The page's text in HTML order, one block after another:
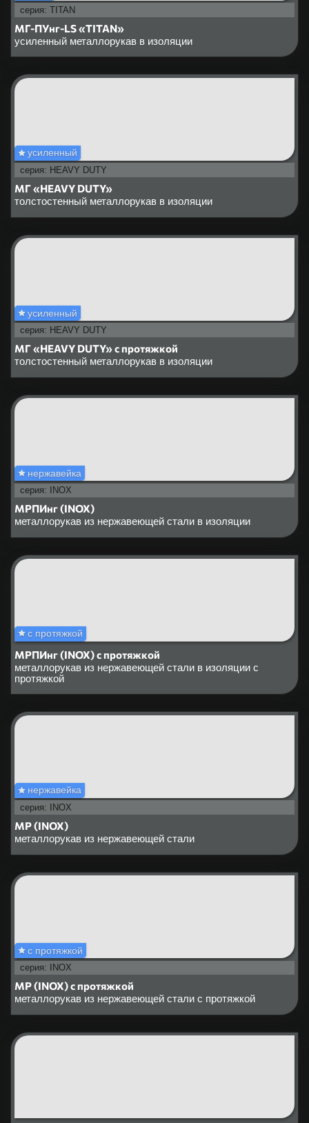
серия: TITAN
МГ-ПУнг-LS «TITAN»
усиленный металлорукав в изоляции
усиленный
серия: HEAVY DUTY
МГ «HEAVY DUTY»
толстостенный металлорукав в изоляции
усиленный
серия: HEAVY DUTY
МГ «HEAVY DUTY» с протяжкой
толстостенный металлорукав в изоляции
нержавейка
серия: INOX
МРПИнг (INOX)
металлорукав из нержавеющей стали в изоляции
с протяжкой
МРПИнг (INOX) с протяжкой
металлорукав из нержавеющей стали в изоляции с
протяжкой
нержавейка
серия: INOX
МР (INOX)
металлорукав из нержавеющей стали
с протяжкой
серия: INOX
МР (INOX) с протяжкой
металлорукав из нержавеющей стали c протяжкой